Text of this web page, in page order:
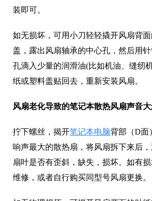
装即可。
如无损坏，可用小刀轻轻撬开风扇背
盖，露出风扇轴承的中心孔，然后用
孔滴入少量的润滑油(比如机油、缝纫
纸或塑料盖贴回去，重新安装风扇。
风扇老化导致的笔记本散热风扇声音大
拧下螺丝，揭开笔记本电脑背部（D面
响声最大的散热扇，将风扇拆下来后，
扇叶是否有歪斜，缺失，损坏。如有
维修，或者自行购买同型号风扇更换。